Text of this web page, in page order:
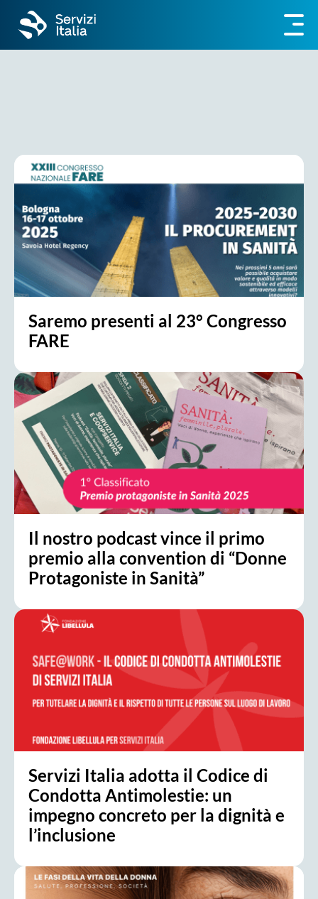
Saremo presenti al 23° Congresso
FARE
Il nostro podcast vince il primo
premio alla convention di “Donne
Protagoniste in Sanità”
Servizi Italia adotta il Codice di
Condotta Antimolestie: un
impegno concreto per la dignità e
l’inclusione